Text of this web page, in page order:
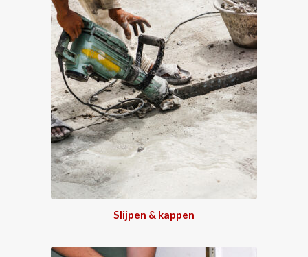
Slijpen & kappen